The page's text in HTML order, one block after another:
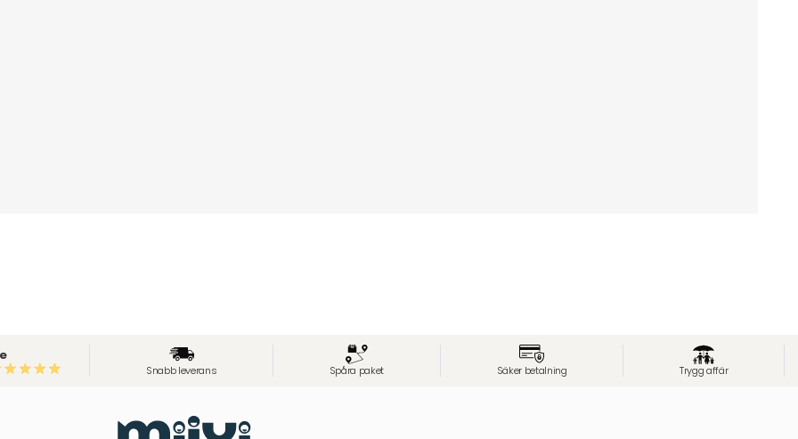
Snabb leverans Spåra paket Säker betalning Trygg affär